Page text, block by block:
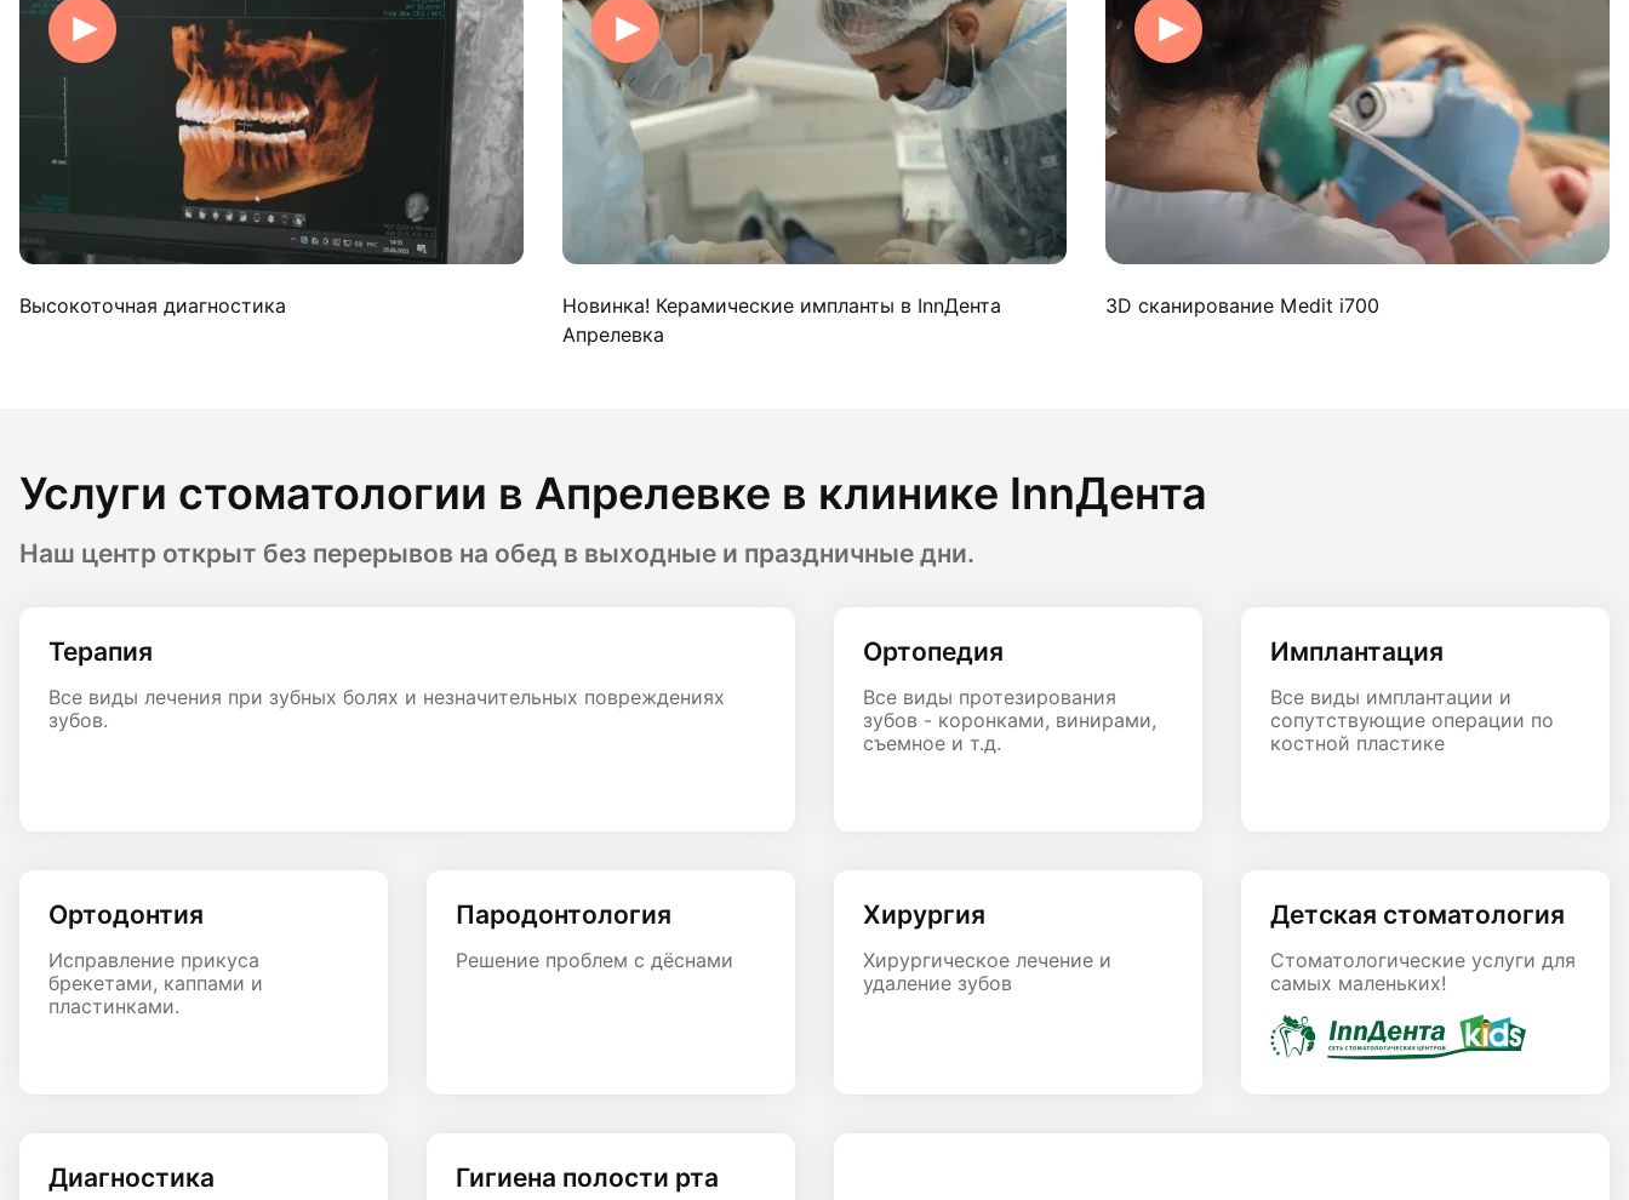
Высокоточная диагностика
Новинка! Керамические импланты в InnДента
Апрелевка
3D сканирование Medit i700
Услуги стоматологии в Апрелевке в клинике InnДента
Наш центр открыт без перерывов на обед в выходные и праздничные дни.
Терапия
Все виды лечения при зубных болях и незначительных повреждениях
зубов.
Ортопедия
Все виды протезирования
зубов - коронками, винирами,
съемное и т.д.
Имплантация
Все виды имплантации и
сопутствующие операции по
костной пластике
Ортодонтия
Исправление прикуса
брекетами, каппами и
пластинками.
Пародонтология
Решение проблем с дёснами
Хирургия
Хирургическое лечение и
удаление зубов
Детская стоматология
Стоматологические услуги для
самых маленьких!
Диагностика Гигиена полости рта